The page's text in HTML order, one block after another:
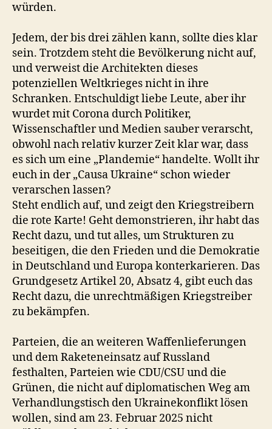
würden.
Jedem, der bis drei zählen kann, sollte dies klar
sein. Trotzdem steht die Bevölkerung nicht auf,
und verweist die Architekten dieses
potenziellen Weltkrieges nicht in ihre
Schranken. Entschuldigt liebe Leute, aber ihr
wurdet mit Corona durch Politiker,
Wissenschaftler und Medien sauber verarscht,
obwohl nach relativ kurzer Zeit klar war, dass
es sich um eine „Plandemie“ handelte. Wollt ihr
euch in der „Causa Ukraine“ schon wieder
verarschen lassen?
Steht endlich auf, und zeigt den Kriegstreibern
die rote Karte! Geht demonstrieren, ihr habt das
Recht dazu, und tut alles, um Strukturen zu
beseitigen, die den Frieden und die Demokratie
in Deutschland und Europa konterkarieren. Das
Grundgesetz Artikel 20, Absatz 4, gibt euch das
Recht dazu, die unrechtmäßigen Kriegstreiber
zu bekämpfen.
Parteien, die an weiteren Waffenlieferungen
und dem Raketeneinsatz auf Russland
festhalten, Parteien wie CDU/CSU und die
Grünen, die nicht auf diplomatischen Weg am
Verhandlungstisch den Ukrainekonflikt lösen
wollen, sind am 23. Februar 2025 nicht